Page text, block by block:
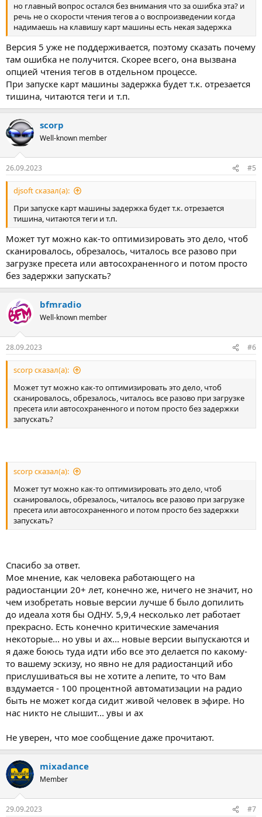
но главный вопрос остался без внимания что за ошибка эта? и
речь не о скорости чтения тегов а о воспроизведении когда
надимаешь на клавишу карт машины есть некая задержка
Версия 5 уже не поддерживается, поэтому сказать почему
там ошибка не получится. Скорее всего, она вызвана
опцией чтения тегов в отдельном процессе.
При запуске карт машины задержка будет т.к. отрезается
тишина, читаются теги и т.п.
scorp
Well-known member
26.09.2023 #5
djsoft сказал(а):
При запуске карт машины задержка будет т.к. отрезается
тишина, читаются теги и т.п.
Может тут можно как-то оптимизировать это дело, чтоб
сканировалось, обрезалось, читалось все разово при
загрузке пресета или автосохраненного и потом просто
без задержки запускать?
bfmradio
Well-known member
28.09.2023 #6
scorp сказал(а):
Может тут можно как-то оптимизировать это дело, чтоб
сканировалось, обрезалось, читалось все разово при загрузке
пресета или автосохраненного и потом просто без задержки
запускать?
scorp сказал(а):
Может тут можно как-то оптимизировать это дело, чтоб
сканировалось, обрезалось, читалось все разово при загрузке
пресета или автосохраненного и потом просто без задержки
запускать?
Спасибо за ответ.
Мое мнение, как человека работающего на
радиостанции 20+ лет, конечно же, ничего не значит, но
чем изобретать новые версии лучше б было допилить
до идеала хотя бы ОДНУ. 5,9,4 несколько лет работает
прекрасно. Есть конечно критические замечания
некоторые... но увы и ах... новые версии выпускаются и
я даже боюсь туда идти ибо все это делается по какому-
то вашему эскизу, но явно не для радиостанций ибо
прислушиваться вы не хотите а лепите, то что Вам
вздумается - 100 процентной автоматизации на радио
быть не может когда сидит живой человек в эфире. Но
нас никто не слышит... увы и ах
Не уверен, что мое сообщение даже прочитают.
mixadance
Member
29.09.2023 #7